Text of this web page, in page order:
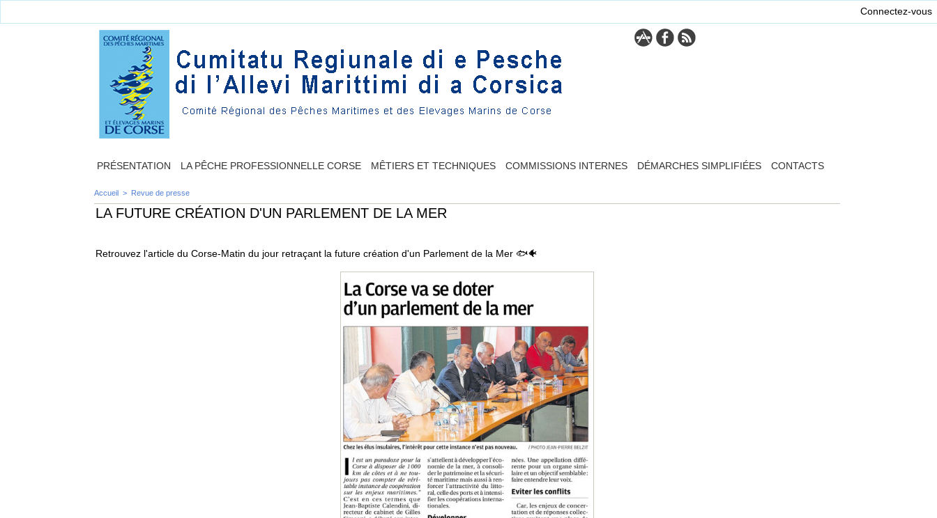
Connectez-vous
PRÉSENTATION LA PÊCHE PROFESSIONNELLE CORSE MÊTIERS ET TECHNIQUES COMMISSIONS INTERNES DÉMARCHES SIMPLIFIÉES CONTACTS
Accueil > Revue de presse
LA FUTURE CRÉATION D'UN PARLEMENT DE LA MER
Retrouvez l'article du Corse-Matin du jour retraçant la future création d'un Parlement de la Mer 🐟🐠